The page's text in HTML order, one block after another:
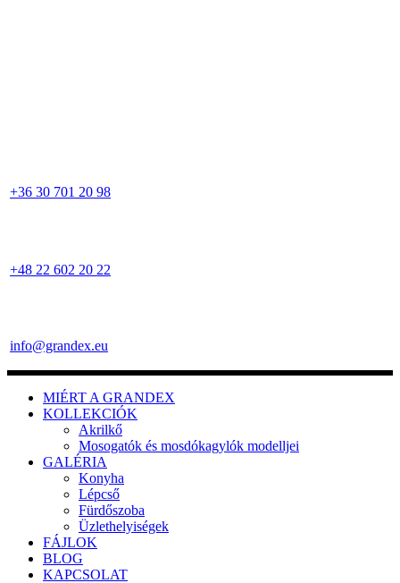
+36 30 701 20 98
+48 22 602 20 22
info@grandex.eu
MIÉRT A GRANDEX
KOLLEKCIÓK
Akrilkő
Mosogatók és mosdókagylók modelljei
GALÉRIA
Konyha
Lépcső
Fürdőszoba
Üzlethelyiségek
FÁJLOK
BLOG
KAPCSOLAT